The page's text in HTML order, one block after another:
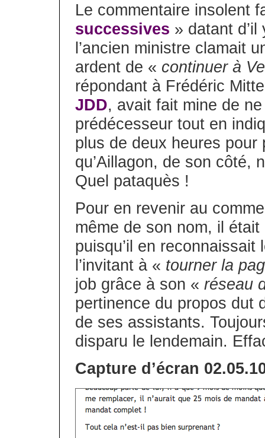
Le commentaire insolent
successives » datant
l’ancien ministre clamait
ardent de « continuer à
répondant à Frédéric
JDD, avait fait mine de
prédécesseur tout en
plus de deux heures
qu’Aillagon, de son côté,
Quel pataquès !
Pour en revenir au
même de son nom, il
puisqu’il en
l’invitant à « tourner la
job grâce à son « réseau
pertinence du propos dut
de ses assistants.
disparu le lendemain.
Capture d’écran